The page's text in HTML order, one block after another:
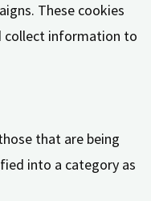
These cookies
collect information to
that are being
into a category as